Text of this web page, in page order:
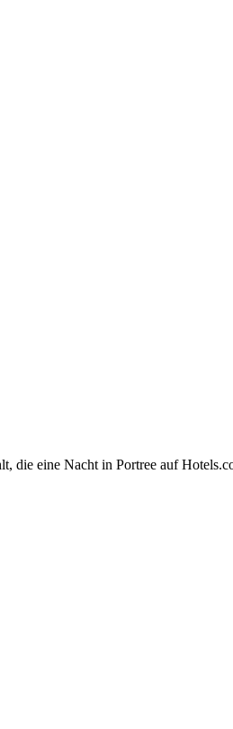
eine Nacht in Portree auf